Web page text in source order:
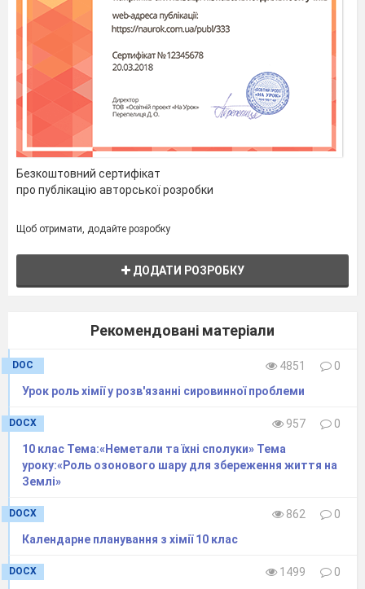
Доведіть наявність крохмалю в
виданих продуктах харчування: рис,
картопля, макарони, білий хліб.
Рис
2 Картопля
Безкоштовний сертифікат
про публікацію авторської розробки
Щоб отримати, додайте розробку
ДОДАТИ РОЗРОБКУ
Рекомендовані матеріали
DOC 4851
0
Урок роль хімії у розв'язанні сировинної проблеми
DOCX 957
0
10 клас Тема:«Неметали та їхні сполуки» Тема
уроку:«Роль озонового шару для збереження життя на
Землі»
DOCX 862
0
Календарне планування з хімії 10 клас
DOCX 1499
0